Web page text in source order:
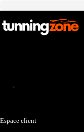
Espace client